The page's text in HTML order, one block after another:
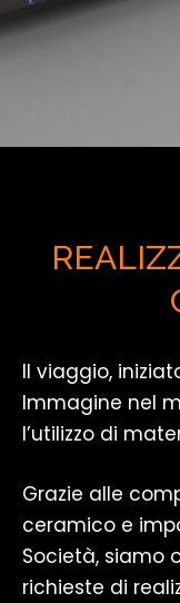
Il viaggio,
Immagine nel
l’utilizzo di
Grazie alle
ceramico e
Società, siamo
richieste di